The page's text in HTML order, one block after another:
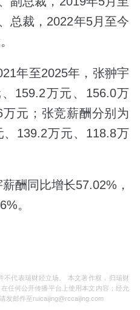
总裁，2022年5月至今
年至2025年，张翀宇
159.2万元、156.0万
元；张竞薪酬分别为
139.2万元、118.8万
酬同比增长57.02%，
。
不代表瑞财经立场。 本文著作权，归瑞财
任何公开传播平台上使用本文内容；经允
发邮件至ruicaijing@rccaijing.com